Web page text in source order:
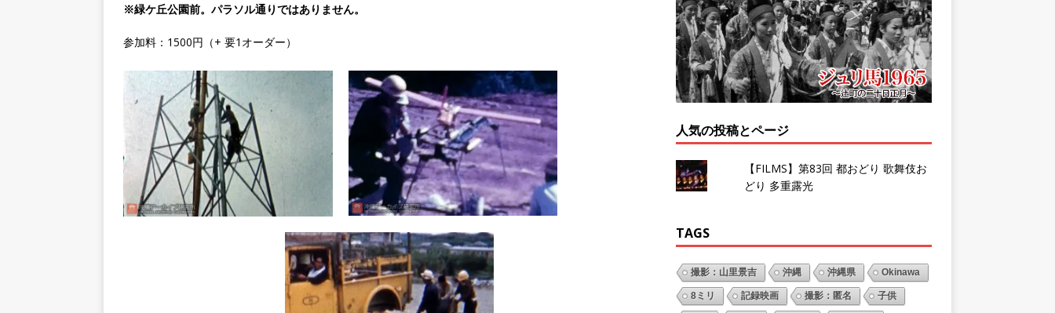
※緑ケ丘公園前。パラソル通りではありません。
参加料：1500円（+ 要1オーダー）
人気の投稿とページ
【FILMS】第83回 都おどり 歌舞伎お
どり 多重露光
TAGS
撮影：山里景吉 沖縄 沖縄県 Okinawa
8ミリ 記録映画 撮影：匿名 子供